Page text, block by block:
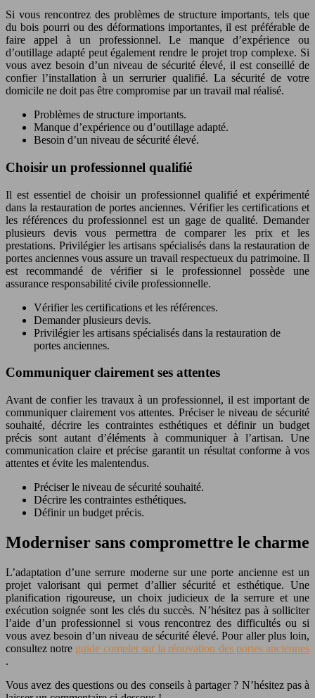
Si vous rencontrez des problèmes de structure importants, tels que
du bois pourri ou des déformations importantes, il est préférable de
faire appel à un professionnel. Le manque d’expérience ou
d’outillage adapté peut également rendre le projet trop complexe. Si
vous avez besoin d’un niveau de sécurité élevé, il est conseillé de
confier l’installation à un serrurier qualifié. La sécurité de votre
domicile ne doit pas être compromise par un travail mal réalisé.
Problèmes de structure importants.
Manque d’expérience ou d’outillage adapté.
Besoin d’un niveau de sécurité élevé.
Choisir un professionnel qualifié
Il est essentiel de choisir un professionnel qualifié et expérimenté
dans la restauration de portes anciennes. Vérifier les certifications et
les références du professionnel est un gage de qualité. Demander
plusieurs devis vous permettra de comparer les prix et les
prestations. Privilégier les artisans spécialisés dans la restauration de
portes anciennes vous assure un travail respectueux du patrimoine. Il
est recommandé de vérifier si le professionnel possède une
assurance responsabilité civile professionnelle.
Vérifier les certifications et les références.
Demander plusieurs devis.
Privilégier les artisans spécialisés dans la restauration de
portes anciennes.
Communiquer clairement ses attentes
Avant de confier les travaux à un professionnel, il est important de
communiquer clairement vos attentes. Préciser le niveau de sécurité
souhaité, décrire les contraintes esthétiques et définir un budget
précis sont autant d’éléments à communiquer à l’artisan. Une
communication claire et précise garantit un résultat conforme à vos
attentes et évite les malentendus.
Préciser le niveau de sécurité souhaité.
Décrire les contraintes esthétiques.
Définir un budget précis.
Moderniser sans compromettre le charme
L’adaptation d’une serrure moderne sur une porte ancienne est un
projet valorisant qui permet d’allier sécurité et esthétique. Une
planification rigoureuse, un choix judicieux de la serrure et une
exécution soignée sont les clés du succès. N’hésitez pas à solliciter
l’aide d’un professionnel si vous rencontrez des difficultés ou si
vous avez besoin d’un niveau de sécurité élevé. Pour aller plus loin,
consultez notre guide complet sur la rénovation des portes anciennes
.
Vous avez des questions ou des conseils à partager ? N’hésitez pas à